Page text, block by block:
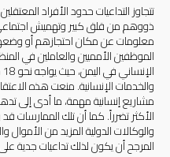
تتجاوز التداعيات حدود الأفراد
ذووهم من قلق كبير وتهميش
معلومات عن مكان احتجازهم أو
الموظفين الأمميين والعاملين في
والخدمات الإنسانية. منعت هذه
مشاريع إنسانية مهمة، ما أدى إلى
الأكثر تضرراً.كما أن تلك الممارسات
والوكالات الدولية المزيد من
المرجح أن يكون لذلك تداعيات جدية